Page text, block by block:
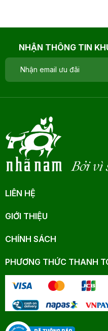
NHẬN THÔNG TIN
Bởi vì
LIÊN HỆ
GIỚI THIỆU
CHÍNH SÁCH
PHƯƠNG THỨC THANH